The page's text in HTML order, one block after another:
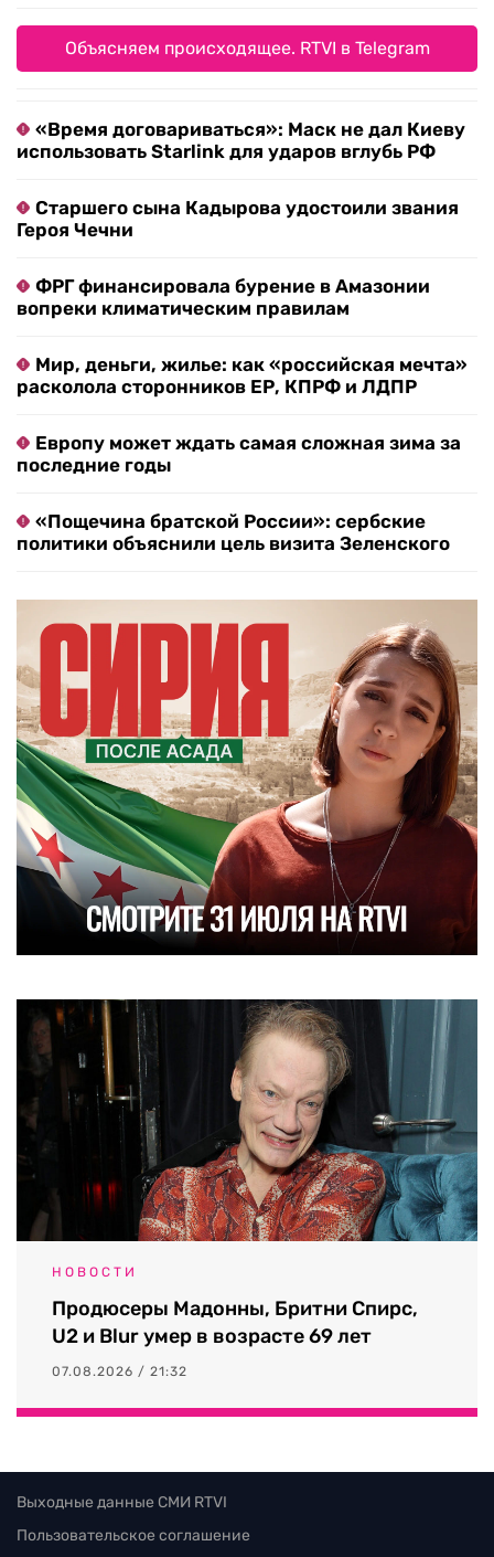
Объясняем происходящее. RTVI в Telegram
«Время договариваться»: Маск не дал Киеву
использовать Starlink для ударов вглубь РФ
Старшего сына Кадырова удостоили звания
Героя Чечни
ФРГ финансировала бурение в Амазонии
вопреки климатическим правилам
Мир, деньги, жилье: как «российская мечта»
расколола сторонников ЕР, КПРФ и ЛДПР
Европу может ждать самая сложная зима за
последние годы
«Пощечина братской России»: сербские
политики объяснили цель визита Зеленского
НОВОСТИ
Продюсеры Мадонны, Бритни Спирс,
U2 и Blur умер в возрасте 69 лет
07.08.2026 / 21:32
Выходные данные СМИ RTVI
Пользовательское соглашение